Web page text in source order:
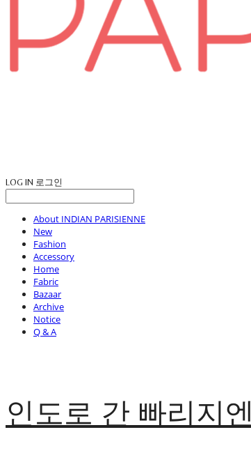
LOG IN 로그인
About INDIAN PARISIENNE
New
Fashion
Accessory
Home
Fabric
Bazaar
Archive
Notice
Q & A
인도로 간 빠리지엔